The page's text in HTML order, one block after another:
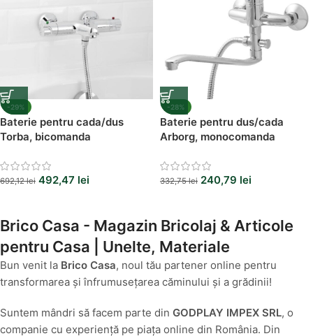
-29%
Baterie pentru cada/dus
Torba, bicomanda
692,12lei 492,47 lei
-28%
Baterie pentru dus/cada
Arborg, monocomanda
332,75lei 240,79 lei
Brico Casa - Magazin Bricolaj & Articole
pentru Casa | Unelte, Materiale
Bun venit la Brico Casa, noul tău partener online pentru
transformarea și înfrumusețarea căminului și a grădinii!
Suntem mândri să facem parte din GODPLAY IMPEX SRL, o
companie cu experiență pe piața online din România. Din